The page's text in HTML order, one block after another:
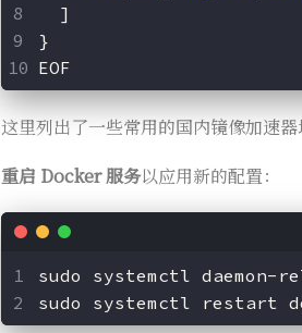
  ]
}
EOF
这里列出了一些常用的国内镜像加速
重启 Docker 服务以应用新的配置：
sudo systemctl daemon-
sudo systemctl restart